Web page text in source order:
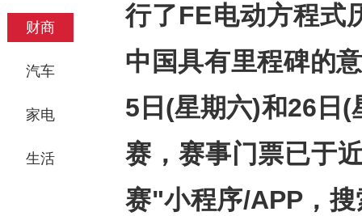
财商
汽车
家电
生活
行了FE电动方程式
中国具有里程碑的
5 日 (星期六)和26 日 (
赛，赛事门票已于
赛"小程序/APP，搜